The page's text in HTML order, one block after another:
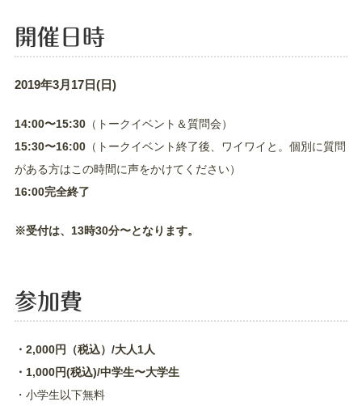
開催日時
2019年3月17日(日)
14:00〜15:30 （トークイベント＆質問会）
15:30〜16:00 （トークイベント終了後、ワイワイと。個別に質問
がある方はこの時間に声をかけてください）
16:00完全終了
※受付は、13時30分〜となります。
参加費
・2,000円（税込）/大人1人
・1,000円(税込)/中学生〜大学生
・小学生以下無料